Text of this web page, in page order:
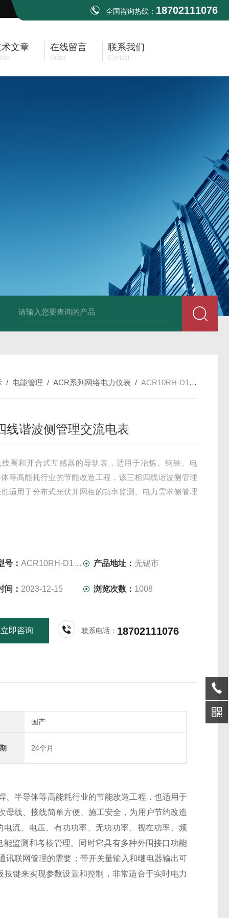
全国咨询热线： 18702111076
文章 在线留言
Order
联系我们
Contact
/ 电能管理 /ACR系列网络电力仪表 /ACR10RH-D16TE4三相四线谐波侧管理交流电表
线谐波侧管理交流电表
线圈和开合式互感器的导轨表，适用于冶炼、钢铁、电
等高能耗行业的节能改造工程，该三相四线谐波侧管理
适用于分布式光伏并网柜的功率监测、电力需求侧管理
号： ACR10RH-D16TE4 产品地址： 无锡市
间： 2023-12-15 浏览次数： 1008
立即咨询 联系电话： 18702111076
国产
24个月
、半导体等高能耗行业的节能改造工程，也适用于
母线、接线简单方便、施工安全，为用户节约改造
流、电压、有功功率、无功功率、视在功率、频
监测和考核管理。同时它具有多种外围接口功能
联网管理的需要；带开关量输入和继电器输出可
键来实现参数设置和控制，非常适合于实时电力